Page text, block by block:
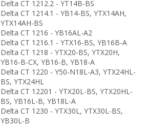
Delta CT 1212.2 - YT14B-BS
Delta CT 1214.1 - YB14-BS, YTX14AH,
YTX14AH-BS
Delta CT 1216 - YB16AL-A2
Delta CT 1216.1 - YTX16-BS, YB16B-A
Delta CT 1218 - YTX20-BS, YTX20H,
YB16-B-CX, YB16-B, YB18-A
Delta CT 1220 - Y50-N18L-A3, YTX24HL-
BS, YTX24HL
Delta CT 12201 - YTX20L-BS, YTX20HL-
BS, YB16L-B, YB18L-A
Delta CT 1230 - YTX30L, YТX30L-BS,
YB30L-B